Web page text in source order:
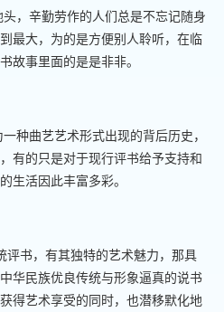
，辛勤劳作的人们总是不忘记随身
最大，为的是方便别人聆听，在临
故事里面的是是非非。
种曲艺艺术形式出现的背后历史，
有的只是对于现行评书给予支持和
生活因此丰富多彩。
评书，有其独特的艺术魅力，那具
华民族优良传统与形象逼真的说书
得艺术享受的同时，也潜移默化地